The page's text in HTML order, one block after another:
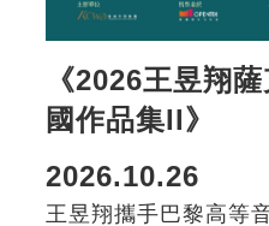
《2026王昱翔
國作品集II》
2026.10.26
王昱翔攜手巴黎高等